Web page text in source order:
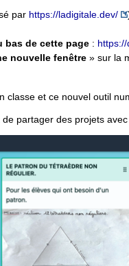
par https://ladigitale.dev/
bas de cette page :
nouvelle fenêtre » sur la
classe et ce nouvel outil
partager des projets